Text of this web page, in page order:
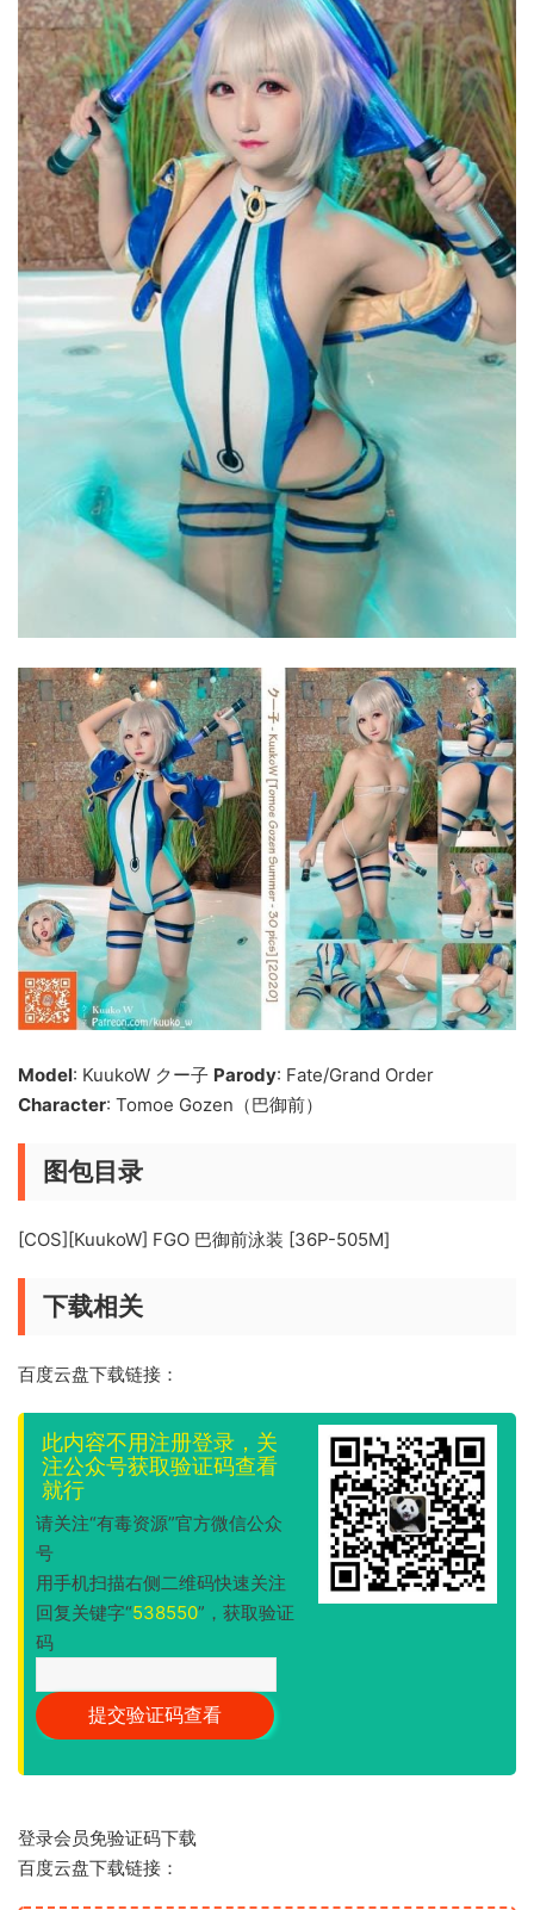
Model: KuukoW クー子 Parody: Fate/Grand Order
Character: Tomoe Gozen（巴御前）
图包目录
[COS][KuukoW] FGO 巴御前泳装 [36P-505M]
下载相关
百度云盘下载链接：
此内容不用注册登录，关
注公众号获取验证码查看
就行
请关注“有毒资源”官方微信公众
号
用手机扫描右侧二维码快速关注
回复关键字“538550”，获取验证
码
登录会员免验证码下载
百度云盘下载链接：